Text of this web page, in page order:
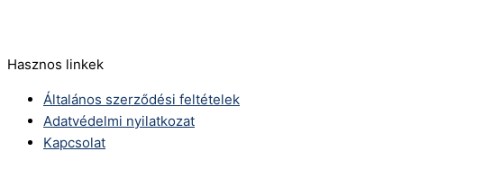
Hasznos linkek
Általános szerződési feltételek
Adatvédelmi nyilatkozat
Kapcsolat